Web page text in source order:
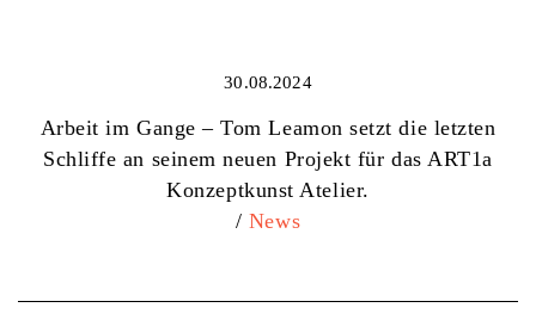
30.08.2024
Arbeit im Gange – Tom Leamon setzt die letzten
Schliffe an seinem neuen Projekt für das ART1a
Konzeptkunst Atelier.
/ News